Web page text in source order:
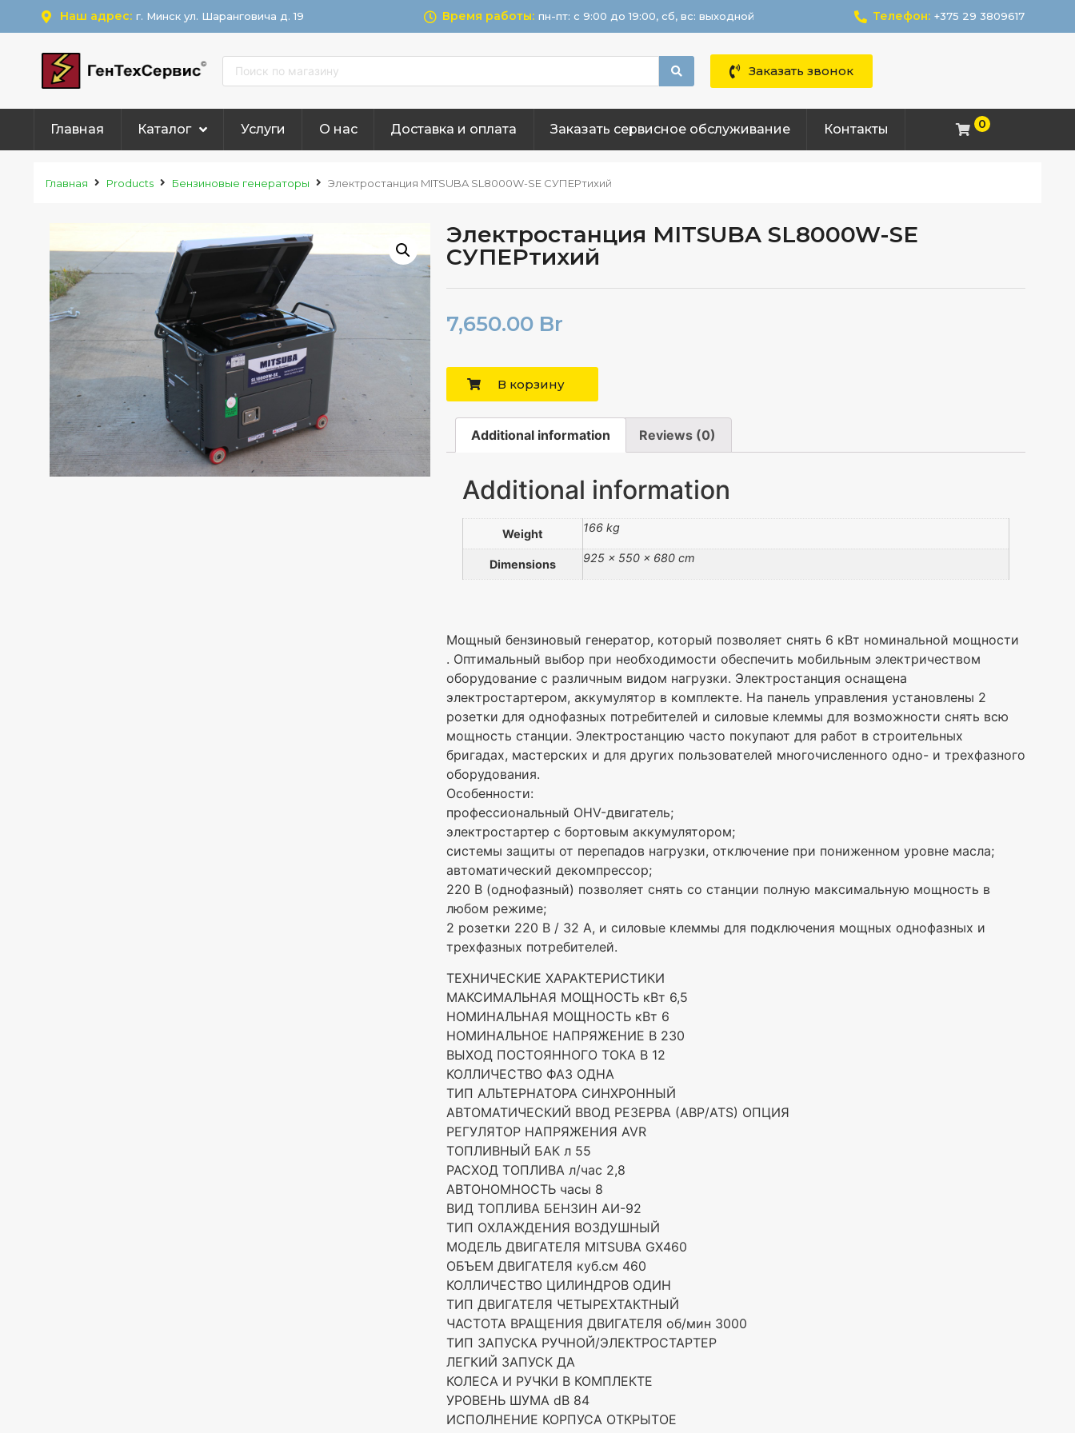
Наш адрес: г. Минск ул. Шаранговича д. 19 Время работы: пн-пт: с 9:00 до 19:00, сб, вс: выходной Телефон: +375 29 3809617
Заказать звонок
Главная Каталог Услуги О нас Доставка и оплата Заказать сервисное обслуживание Контакты 0
Главная Products Бензиновые генераторы Электростанция MITSUBA SL8000W-SE СУПЕРтихий
Электростанция MITSUBA SL8000W-SE
СУПЕРтихий
7,650.00 Br
В корзину
Additional information Reviews (0)
Additional information
Weight 166 kg
Dimensions 925 × 550 × 680 cm
Mощный бензиновый генератор, который позволяет снять 6 кВт номинальной мощности
. Оптимальный выбор при необходимости обеспечить мобильным электричеством
оборудование с различным видом нагрузки. Электростанция оснащена
электростартером, аккумулятор в комплекте. На панель управления установлены 2
розетки для однофазных потребителей и силовые клеммы для возможности снять всю
мощность станции. Электростанцию часто покупают для работ в строительных
бригадах, мастерских и для других пользователей многочисленного одно- и трехфазного
оборудования.
Особенности:
профессиональный OHV-двигатель;
электростартер с бортовым аккумулятором;
системы защиты от перепадов нагрузки, отключение при пониженном уровне масла;
автоматический декомпрессор;
220 В (однофазный) позволяет снять со станции полную максимальную мощность в
любом режиме;
2 розетки 220 В / 32 А, и силовые клеммы для подключения мощных однофазных и
трехфазных потребителей.
ТЕХНИЧЕСКИЕ ХАРАКТЕРИСТИКИ
МАКСИМАЛЬНАЯ МОЩНОСТЬ кВт 6,5
НОМИНАЛЬНАЯ МОЩНОСТЬ кВт 6
НОМИНАЛЬНОЕ НАПРЯЖЕНИЕ В 230
ВЫХОД ПОСТОЯННОГО ТОКА В 12
КОЛЛИЧЕСТВО ФАЗ ОДНА
ТИП АЛЬТЕРНАТОРА СИНХРОННЫЙ
АВТОМАТИЧЕСКИЙ ВВОД РЕЗЕРВА (АВР/ATS) ОПЦИЯ
РЕГУЛЯТОР НАПРЯЖЕНИЯ AVR
ТОПЛИВНЫЙ БАК л 55
РАСХОД ТОПЛИВА л/час 2,8
АВТОНОМНОСТЬ часы 8
ВИД ТОПЛИВА БЕНЗИН АИ-92
ТИП ОХЛАЖДЕНИЯ ВОЗДУШНЫЙ
МОДЕЛЬ ДВИГАТЕЛЯ MITSUBA GX460
ОБЪЕМ ДВИГАТЕЛЯ куб.см 460
КОЛЛИЧЕСТВО ЦИЛИНДРОВ ОДИН
ТИП ДВИГАТЕЛЯ ЧЕТЫРЕХТАКТНЫЙ
ЧАСТОТА ВРАЩЕНИЯ ДВИГАТЕЛЯ об/мин 3000
ТИП ЗАПУСКА РУЧНОЙ/ЭЛЕКТРОСТАРТЕР
ЛЕГКИЙ ЗАПУСК ДА
КОЛЕСА И РУЧКИ В КОМПЛЕКТЕ
УРОВЕНЬ ШУМА dB 84
ИСПОЛНЕНИЕ КОРПУСА ОТКРЫТОЕ